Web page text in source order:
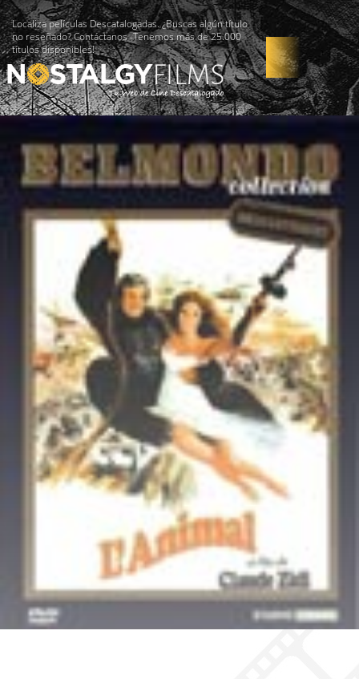
Localiza películas Descatalogadas. ¿Buscas algún título
no reseñado? Contáctanos -Tenemos más de 25.000
títulos disponibles!